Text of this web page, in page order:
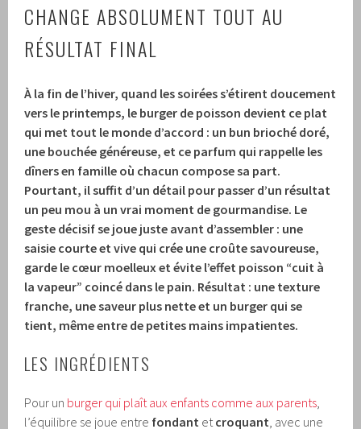
CHANGE ABSOLUMENT TOUT AU
RÉSULTAT FINAL
À la fin de l’hiver, quand les soirées s’étirent doucement
vers le printemps, le burger de poisson devient ce plat
qui met tout le monde d’accord : un bun brioché doré,
une bouchée généreuse, et ce parfum qui rappelle les
dîners en famille où chacun compose sa part.
Pourtant, il suffit d’un détail pour passer d’un résultat
un peu mou à un vrai moment de gourmandise. Le
geste décisif se joue juste avant d’assembler : une
saisie courte et vive qui crée une croûte savoureuse,
garde le cœur moelleux et évite l’effet poisson “cuit à
la vapeur” coincé dans le pain. Résultat : une texture
franche, une saveur plus nette et un burger qui se
tient, même entre de petites mains impatientes.
LES INGRÉDIENTS
Pour un burger qui plaît aux enfants comme aux parents
l’équilibre se joue entre fondant et croquant , avec une